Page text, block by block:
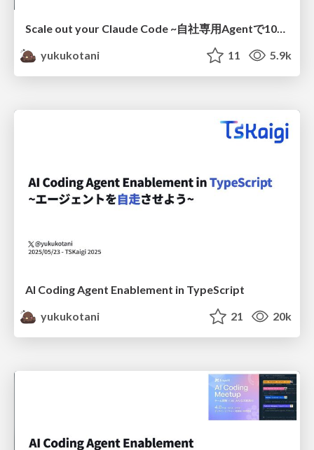
Scale out your Claude Code ~⁨⁩自社専用Agentで10xする開発プロセス~
yukukotani
11 5.9k
AI Coding Agent Enablement in TypeScript
yukukotani
21 20k